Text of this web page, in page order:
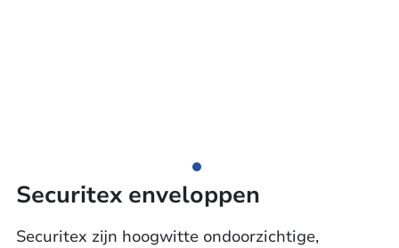
Securitex enveloppen
Securitex zijn hoogwitte ondoorzichtige,